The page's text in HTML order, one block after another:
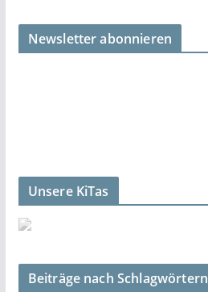
Newsletter abonnieren
Unsere KiTas
Beiträge nach Schlagwörtern